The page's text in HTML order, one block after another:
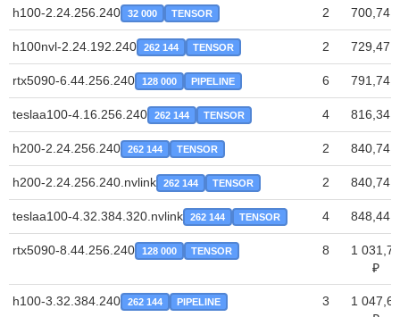
h100-2.24.256.240 32 000 TENSOR 2 700,74 ₽
h100nvl-2.24.192.240 262 144 TENSOR 2 729,47 ₽
rtx5090-6.44.256.240 128 000 PIPELINE 6 791,74 ₽
teslaa100-4.16.256.240 262 144 TENSOR 4 816,34 ₽
h200-2.24.256.240 262 144 TENSOR 2 840,74 ₽
h200-2.24.256.240.nvlink 262 144 TENSOR 2 840,74 ₽
teslaa100-4.32.384.320.nvlink 262 144 TENSOR 4 848,44 ₽
rtx5090-8.44.256.240 128 000 TENSOR 8
1 031,74
₽
h100-3.32.384.240 262 144 PIPELINE 3
1 047,66